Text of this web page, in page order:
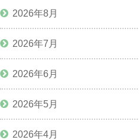
2026年8月
2026年7月
2026年6月
2026年5月
2026年4月